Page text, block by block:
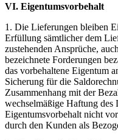
VI. Eigentumsvorbehalt
1. Die Lieferungen bleiben
Erfüllung sämtlicher dem
zustehenden Ansprüche,
bezeichnete Forderungen
das vorbehaltene Eigentum
Sicherung für die
Zusammenhang mit der
wechselmäßige Haftung des
Eigentumsvorbehalt nicht
durch den Kunden als